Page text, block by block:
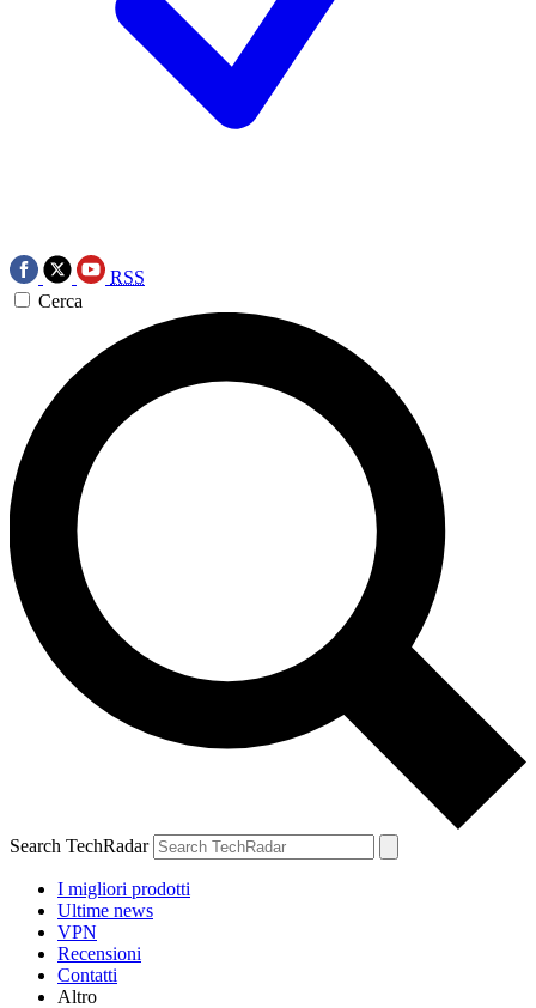
RSS
Cerca
Search TechRadar
I migliori prodotti
Ultime news
VPN
Recensioni
Contatti
Altro